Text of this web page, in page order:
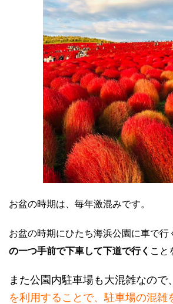
お盆の時期は、毎年激混みです。
お盆の時期にひたち海浜公園に車で行
の一つ手前で下車して下道で行く こと
また公園内駐車場も大混雑なので、
を利用することで、駐車場の混雑